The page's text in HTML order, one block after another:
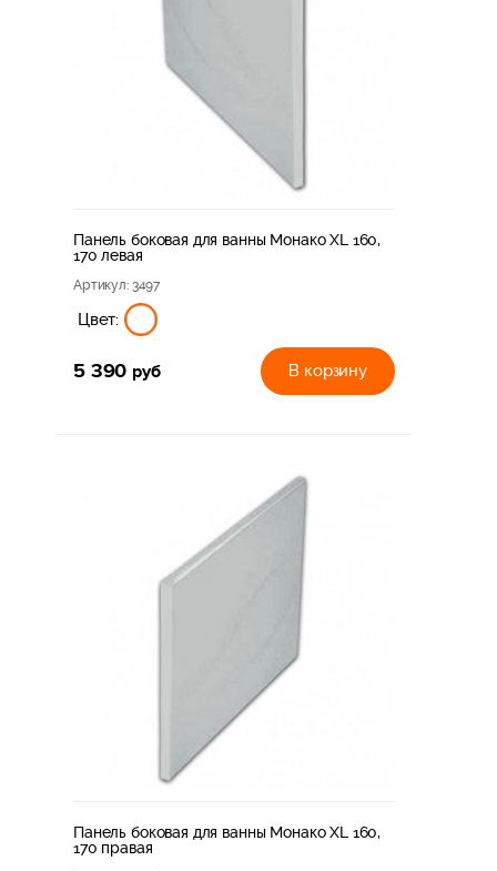
Панель боковая для ванны Монако XL 160,
170 левая
Артикул: 3497
Цвет:
5 390 руб В корзину
Панель боковая для ванны Монако XL 160,
170 правая